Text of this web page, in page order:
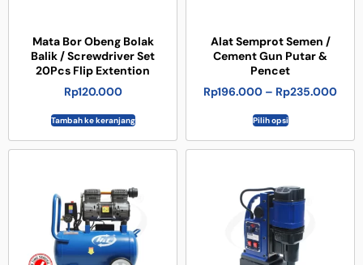
Mata Bor Obeng Bolak
Balik / Screwdriver Set
20Pcs Flip Extention
Rp120.000
Tambah ke keranjang
Alat Semprot Semen /
Cement Gun Putar &
Pencet
Rp196.000 – Rp235.000
Pilih opsi